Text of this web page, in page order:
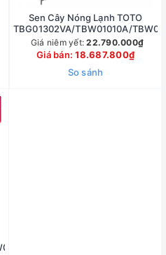
Sen Cây Nóng Lạnh TOTO
TBG01302VA/TBW01010A/
Giá niêm yết:22.790.000₫
Giá bán:18.687.800₫
So sánh